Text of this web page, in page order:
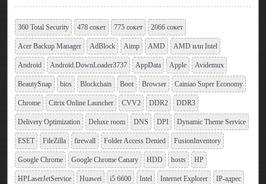
360 Total Security 478 сокет 775 сокет 2066 сокет
Acer Backup Manager AdBlock Aimp AMD AMD или Intel
Android Android.DownLoader3737 AppData Apple Avidemux
BeautySnap bios Blockchain Boot Browser Cainiao Super Economy
Chrome Citrix Online Launcher CVV2 DDR2 DDR3
Delivery Optimization Deluxe room DNS DPI Dynamic Theme Service
ESET FileZilla firewall Folder Access Denied FusionInventory
Google Chrome Google Chrome Canary HDD hosts HP
HPLaserJetService Huawei i5 6600 Intel Internet Explorer IP-адрес